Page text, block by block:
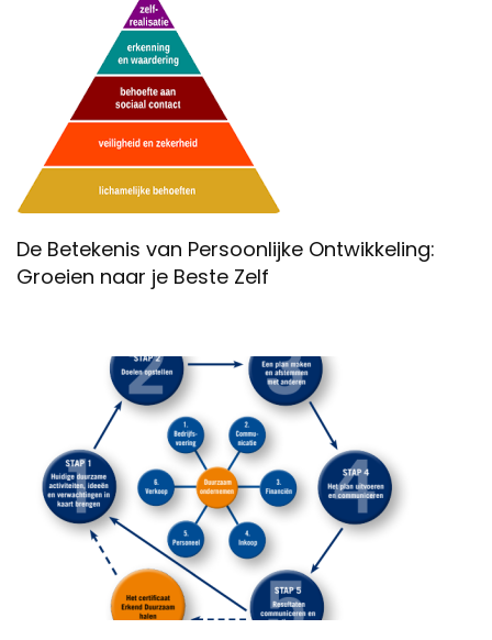
De Betekenis van Persoonlijke Ontwikkeling:
Groeien naar je Beste Zelf